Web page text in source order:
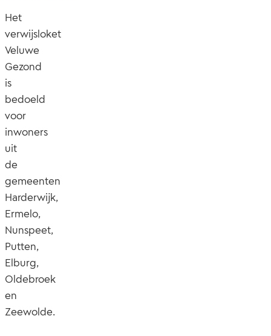
Het
verwijsloket
Veluwe
Gezond
is
bedoeld
voor
inwoners
uit
de
gemeenten
Harderwijk,
Ermelo,
Nunspeet,
Putten,
Elburg,
Oldebroek
en
Zeewolde.